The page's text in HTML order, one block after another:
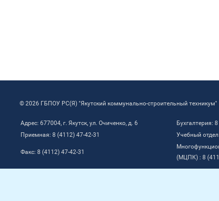
© 2026 ГБПОУ РС(Я) "Якутский коммунально-строительный техникум"
Адрес: 677004, г. Якутск, ул. Очиченко, д. 6
Бухгалтерия:
Приемная: 8 (4112) 47-42-31
Учебный
Факс: 8 (4112) 47-42-31
(МЦПК) : 8